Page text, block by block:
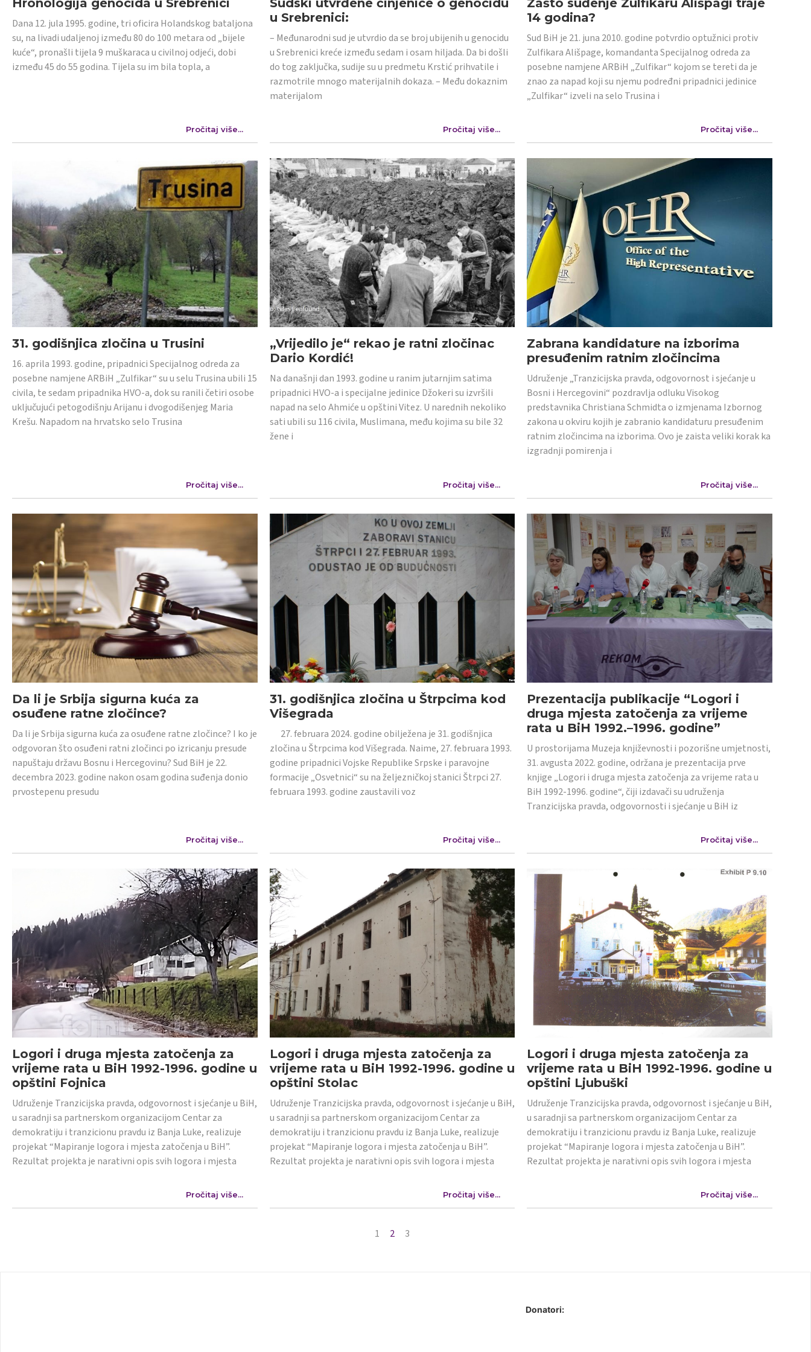
Dana 12. jula 1995. godine, tri oficira Holandskog bataljona
su, na livadi udaljenoj između 80 do 100 metara od „bijele
kuće“, pronašli tijela 9 muškaraca u civilnoj odjeći, dobi
između 45 do 55 godina. Tijela su im bila topla, a
Pročitaj više...
u Srebrenici:
– Međunarodni sud je utvrdio da se broj ubijenih u genocidu
u Srebrenici kreće između sedam i osam hiljada. Da bi došli
do tog zaključka, sudije su u predmetu Krstić prihvatile i
razmotrile mnogo materijalnih dokaza. – Među dokaznim
materijalom
Pročitaj više...
14 godina?
Sud BiH je 21. juna 2010. godine potvrdio optužnici protiv
Zulfikara Ališpage, komandanta Specijalnog odreda za
posebne namjene ARBiH „Zulfikar“ kojom se tereti da je
znao za napad koji su njemu podređni pripadnici jedinice
„Zulfikar“ izveli na selo Trusina i
Pročitaj više...
31. godišnjica zločina u Trusini
16. aprila 1993. godine, pripadnici Specijalnog odreda za
posebne namjene ARBiH „Zulfikar“ su u selu Trusina ubili 15
civila, te sedam pripadnika HVO-a, dok su ranili četiri osobe
uključujući petogodišnju Arijanu i dvogodišenjeg Maria
Krešu. Napadom na hrvatsko selo Trusina
Pročitaj više...
„Vrijedilo je“ rekao je ratni zločinac
Dario Kordić!
Na današnji dan 1993. godine u ranim jutarnjim satima
pripadnici HVO-a i specijalne jedinice Džokeri su izvršili
napad na selo Ahmiće u opštini Vitez. U narednih nekoliko
sati ubili su 116 civila, Muslimana, među kojima su bile 32
žene i
Pročitaj više...
Zabrana kandidature na izborima
presuđenim ratnim zločincima
Udruženje „Tranzicijska pravda, odgovornost i sjećanje u
Bosni i Hercegovini“ pozdravlja odluku Visokog
predstavnika Christiana Schmidta o izmjenama Izbornog
zakona u okviru kojih je zabranio kandidaturu presuđenim
ratnim zločincima na izborima. Ovo je zaista veliki korak ka
izgradnji pomirenja i
Pročitaj više...
Da li je Srbija sigurna kuća za
osuđene ratne zločince?
Da li je Srbija sigurna kuća za osuđene ratne zločince? I ko je
odgovoran što osuđeni ratni zločinci po izricanju presude
napuštaju državu Bosnu i Hercegovinu? Sud BiH je 22.
decembra 2023. godine nakon osam godina suđenja donio
prvostepenu presudu
Pročitaj više...
31. godišnjica zločina u Štrpcima kod
Višegrada
27. februara 2024. godine obilježena je 31. godišnjica
zločina u Štrpcima kod Višegrada. Naime, 27. februara 1993.
godine pripadnici Vojske Republike Srpske i paravojne
formacije „Osvetnici“ su na željezničkoj stanici Štrpci 27.
februara 1993. godine zaustavili voz
Pročitaj više...
Prezentacija publikacije “Logori i
druga mjesta zatočenja za vrijeme
rata u BiH 1992.–1996. godine”
U prostorijama Muzeja književnosti i pozorišne umjetnosti,
31. avgusta 2022. godine, održana je prezentacija prve
knjige „Logori i druga mjesta zatočenja za vrijeme rata u
BiH 1992-1996. godine“, čiji izdavači su udruženja
Tranzicijska pravda, odgovornosti i sjećanje u BiH iz
Pročitaj više...
Logori i druga mjesta zatočenja za
vrijeme rata u BiH 1992-1996. godine u
opštini Fojnica
Udruženje Tranzicijska pravda, odgovornost i sjećanje u BiH,
u saradnji sa partnerskom organizacijom Centar za
demokratiju i tranzicionu pravdu iz Banja Luke, realizuje
projekat “Mapiranje logora i mjesta zatočenja u BiH”.
Rezultat projekta je narativni opis svih logora i mjesta
Pročitaj više...
Logori i druga mjesta zatočenja za
vrijeme rata u BiH 1992-1996. godine u
opštini Stolac
Udruženje Tranzicijska pravda, odgovornost i sjećanje u BiH,
u saradnji sa partnerskom organizacijom Centar za
demokratiju i tranzicionu pravdu iz Banja Luke, realizuje
projekat “Mapiranje logora i mjesta zatočenja u BiH”.
Rezultat projekta je narativni opis svih logora i mjesta
Pročitaj više...
Logori i druga mjesta zatočenja za
vrijeme rata u BiH 1992-1996. godine u
opštini Ljubuški
Udruženje Tranzicijska pravda, odgovornost i sjećanje u BiH,
u saradnji sa partnerskom organizacijom Centar za
demokratiju i tranzicionu pravdu iz Banja Luke, realizuje
projekat “Mapiranje logora i mjesta zatočenja u BiH”.
Rezultat projekta je narativni opis svih logora i mjesta
Pročitaj više...
1 2 3
Donatori: